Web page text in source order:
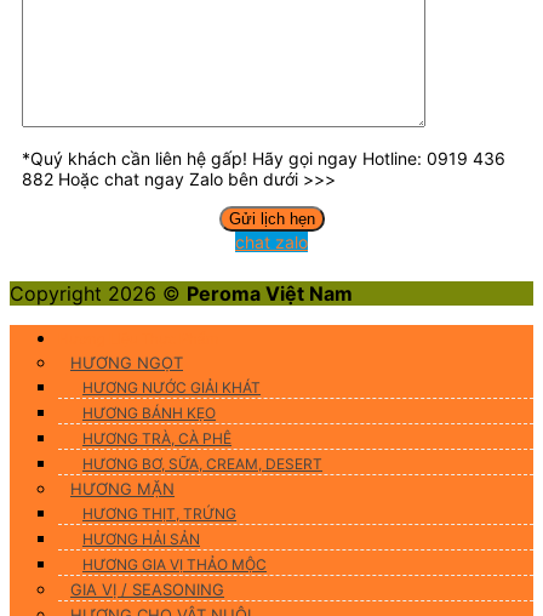
*Quý khách cần liên hệ gấp! Hãy gọi ngay Hotline: 0919 436
882 Hoặc chat ngay Zalo bên dưới >>>
chat zalo
Copyright 2026 © Peroma Việt Nam
HƯƠNG NGỌT
HƯƠNG NƯỚC GIẢI KHÁT
HƯƠNG BÁNH KẸO
HƯƠNG TRÀ, CÀ PHÊ
HƯƠNG BƠ, SỮA, CREAM, DESERT
HƯƠNG MẶN
HƯƠNG THỊT, TRỨNG
HƯƠNG HẢI SẢN
HƯƠNG GIA VỊ THẢO MỘC
GIA VỊ / SEASONING